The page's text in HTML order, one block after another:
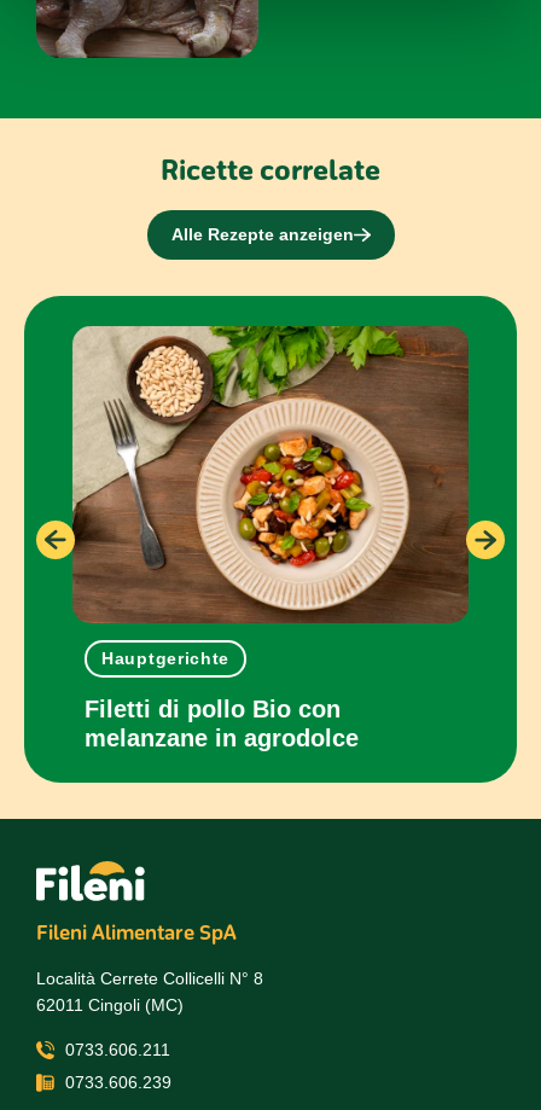
nostri partner che si occupano di analisi dei dati web,
pubblicità e social media, i quali potrebbero combinarle
Ricette correlate
Alle Rezepte anzeigen
Hauptgerichte
Filetti di pollo Bio con
melanzane in agrodolce
Fileni Alimentare SpA
Località Cerrete Collicelli N° 8
62011 Cingoli (MC)
0733.606.211
0733.606.239